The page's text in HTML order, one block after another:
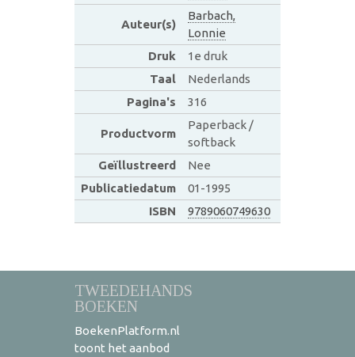
Auteur(s)
Barbach,
Lonnie
Druk
1e druk
Taal
Nederlands
Pagina's
316
Productvorm
Paperback /
softback
Geïllustreerd
Nee
Publicatiedatum
01-1995
ISBN
9789060749630
TWEEDEHANDS
BOEKEN
BoekenPlatform.nl
toont het aanbod